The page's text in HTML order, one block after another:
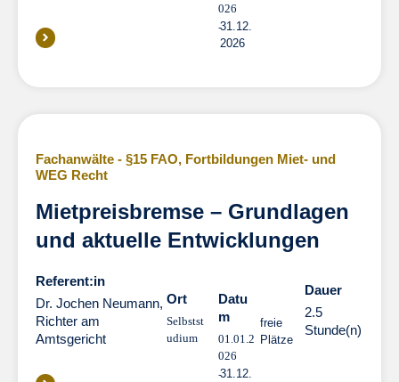
026
31.12.
2026
Fachanwälte - §15 FAO, Fortbildungen Miet- und
WEG Recht
Mietpreisbremse – Grundlagen
und aktuelle Entwicklungen
Referent:in
Dr. Jochen Neumann,
Richter am
Amtsgericht
Ort
Selbstst
udium
Datu
m
01.01.2
026
31.12.
freie
Plätze
Dauer
2.5
Stunde(n)